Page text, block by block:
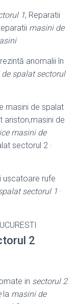
1; Reparatii
masini de
anomalii în
spalat sectorul
masini de spalat
ariston,masini de
masini de
sectorul 2 ·
uscatoare rufe
sectorul 1 ·
2
in sectorul 2.
la masini de